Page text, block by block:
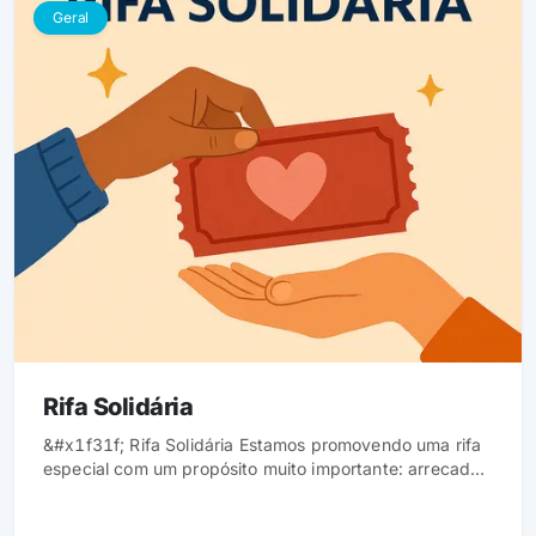
Geral
Rifa Solidária
&#x1f31f; Rifa Solidária Estamos promovendo uma rifa
especial com um propósito muito importante: arrecadar